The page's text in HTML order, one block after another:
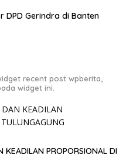
DPD Gerindra di Banten
recent post wpberita,
widget ini.
KEADILAN PROPORSIONAL DI